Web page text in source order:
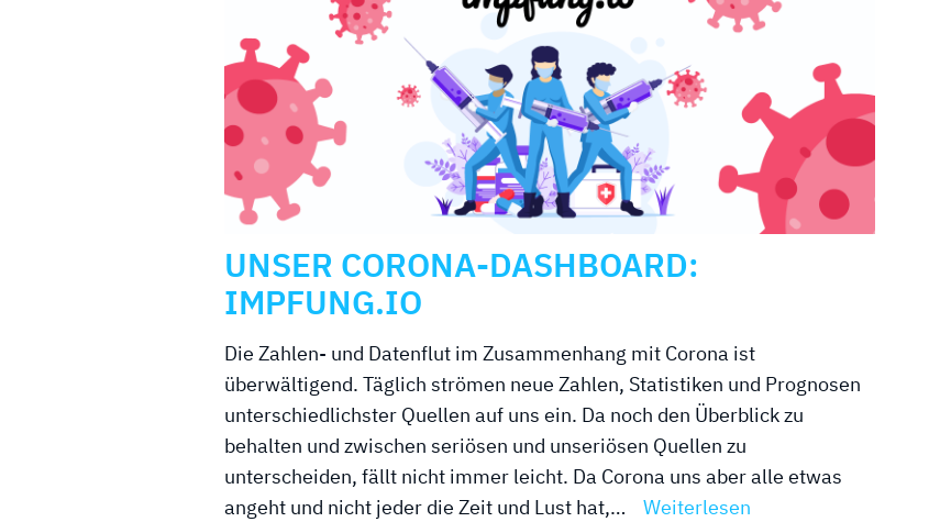
UNSER CORONA-DASHBOARD:
IMPFUNG.IO
Die Zahlen- und Datenflut im Zusammenhang mit Corona ist
überwältigend. Täglich strömen neue Zahlen, Statistiken und Prognosen
unterschiedlichster Quellen auf uns ein. Da noch den Überblick zu
behalten und zwischen seriösen und unseriösen Quellen zu
unterscheiden, fällt nicht immer leicht. Da Corona uns aber alle etwas
angeht und nicht jeder die Zeit und Lust hat,…
Weiterlesen